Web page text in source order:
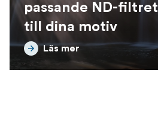
passande ND-filtret
till dina motiv
Läs mer